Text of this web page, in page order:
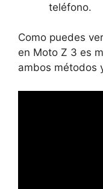
teléfono.
Como puedes
en Moto Z 3 es
ambos métodos